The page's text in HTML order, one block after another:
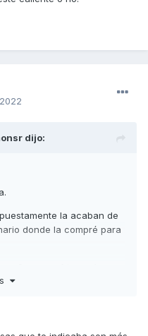
dijo:
la acaban de
donde la compré para
pararme en un semáforo